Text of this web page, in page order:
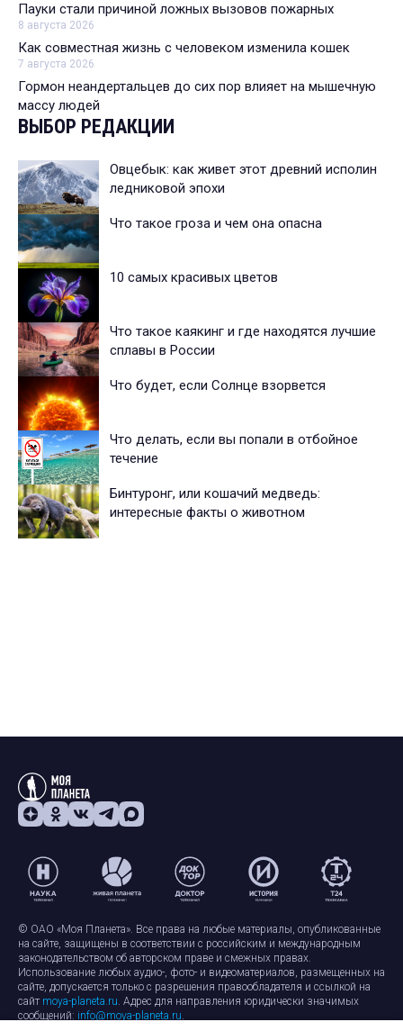
Пауки стали причиной ложных вызовов пожарных
8 августа 2026
Как совместная жизнь с человеком изменила кошек
7 августа 2026
Гормон неандертальцев до сих пор влияет на мышечную
массу людей
ВЫБОР РЕДАКЦИИ
Овцебык: как живет этот древний исполин
ледниковой эпохи
Что такое гроза и чем она опасна
10 самых красивых цветов
Что такое каякинг и где находятся лучшие
сплавы в России
Что будет, если Солнце взорвется
Что делать, если вы попали в отбойное
течение
Бинтуронг, или кошачий медведь:
интересные факты о животном
© ОАО «Моя Планета». Все права на любые материалы, опубликованные
на сайте, защищены в соответствии с российским и международным
законодательством об авторском праве и смежных правах.
Использование любых аудио-, фото- и видеоматериалов, размещенных на
сайте, допускается только с разрешения правообладателя и ссылкой на
сайт moya-planeta.ru. Адрес для направления юридически значимых
сообщений: info@moya-planeta.ru.